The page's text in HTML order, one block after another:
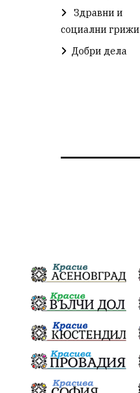
Здравни и
социални грижи
Добри дела